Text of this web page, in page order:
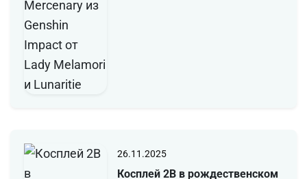
26.11.2025
Косплей 2B в рождественском